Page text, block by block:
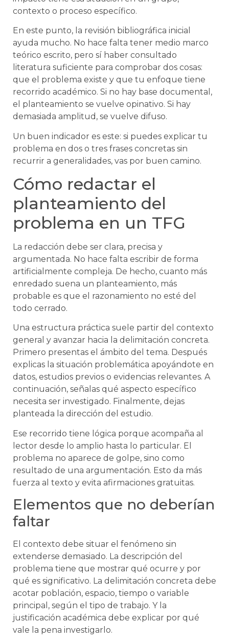
contexto o proceso específico.
En este punto, la revisión bibliográfica inicial
ayuda mucho. No hace falta tener medio marco
teórico escrito, pero sí haber consultado
literatura suficiente para comprobar dos cosas:
que el problema existe y que tu enfoque tiene
recorrido académico. Si no hay base documental,
el planteamiento se vuelve opinativo. Si hay
demasiada amplitud, se vuelve difuso.
Un buen indicador es este: si puedes explicar tu
problema en dos o tres frases concretas sin
recurrir a generalidades, vas por buen camino.
Cómo redactar el
planteamiento del
problema en un TFG
La redacción debe ser clara, precisa y
argumentada. No hace falta escribir de forma
artificialmente compleja. De hecho, cuanto más
enredado suena un planteamiento, más
probable es que el razonamiento no esté del
todo cerrado.
Una estructura práctica suele partir del contexto
general y avanzar hacia la delimitación concreta.
Primero presentas el ámbito del tema. Después
explicas la situación problemática apoyándote en
datos, estudios previos o evidencias relevantes. A
continuación, señalas qué aspecto específico
necesita ser investigado. Finalmente, dejas
planteada la dirección del estudio.
Ese recorrido tiene lógica porque acompaña al
lector desde lo amplio hasta lo particular. El
problema no aparece de golpe, sino como
resultado de una argumentación. Esto da más
fuerza al texto y evita afirmaciones gratuitas.
Elementos que no deberían
faltar
El contexto debe situar el fenómeno sin
extenderse demasiado. La descripción del
problema tiene que mostrar qué ocurre y por
qué es significativo. La delimitación concreta debe
acotar población, espacio, tiempo o variable
principal, según el tipo de trabajo. Y la
justificación académica debe explicar por qué
vale la pena investigarlo.